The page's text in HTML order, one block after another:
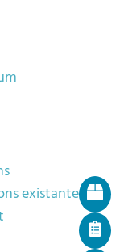
existantes